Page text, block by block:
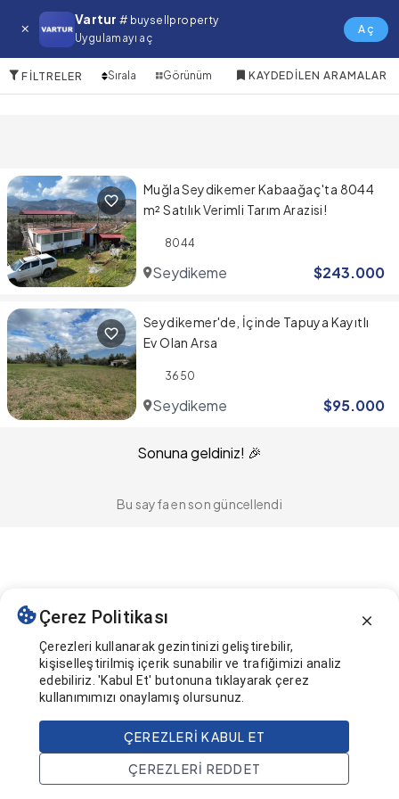
Vartur # buysellproperty
Uygulamayı aç
Aç
Fethiye Satılık Arsa
FILTRELER Sırala Görünüm KAYDEDILEN ARAMALAR
Muğla Seydikemer Kabaağaç'ta 8044
m² Satılık Verimli Tarım Arazisi!
8044
Seydikemer $243.000
Seydikemer'de, İçinde Tapuya Kayıtlı
Ev Olan Arsa
3650
Seydikemer $95.000
Sonuna geldiniz! 🎉
Bu sayfa en son güncellendi
Ana Sayfa Ara Projeler Hesap
Çerez Politikası
Çerezleri kullanarak gezintinizi geliştirebilir,
kişiselleştirilmiş içerik sunabilir ve trafiğimizi analiz
edebiliriz. 'Kabul Et' butonuna tıklayarak çerez
kullanımımızı onaylamış olursunuz.
ÇEREZLERI KABUL ET
ÇEREZLERI REDDET